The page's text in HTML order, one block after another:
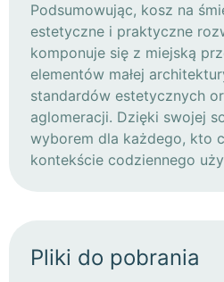
Podsumowując, kosz na
estetyczne i praktyczne
komponuje się z miejską
elementów małej
standardów estetycznych
aglomeracji. Dzięki swojej
wyborem dla każdego, kto
kontekście codziennego
Pliki do pobrania